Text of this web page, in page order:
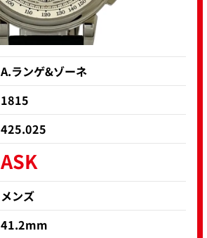
A.ランゲ&ゾーネ
1815
425.025
ASK
メンズ
41.2mm